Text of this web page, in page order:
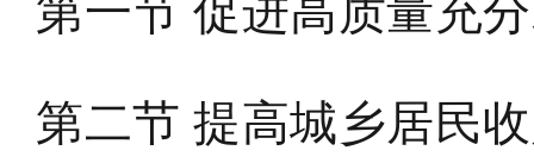
第二节 提高城乡居民